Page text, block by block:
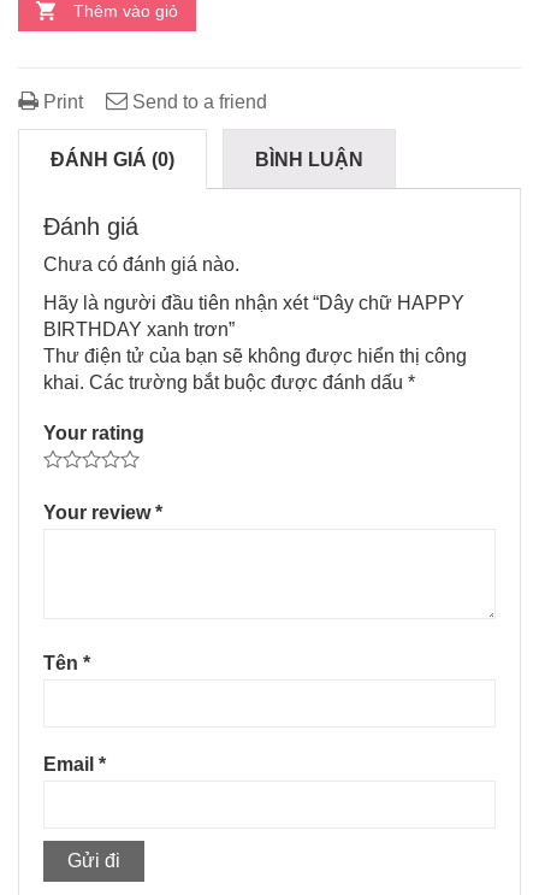
Thêm vào giỏ
Print Send to a friend
ĐÁNH GIÁ (0) BÌNH LUẬN
Đánh giá
Chưa có đánh giá nào.
Hãy là người đầu tiên nhận xét “Dây chữ HAPPY
BIRTHDAY xanh trơn”
Thư điện tử của bạn sẽ không được hiển thị công
khai. Các trường bắt buộc được đánh dấu *
Your rating
Your review*
Tên *
Email *